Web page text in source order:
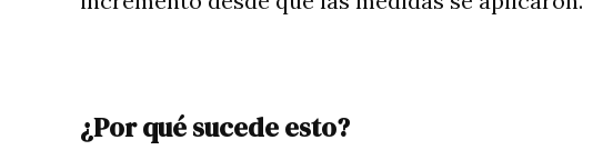
¿Por qué sucede esto?